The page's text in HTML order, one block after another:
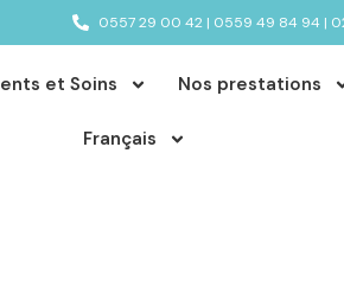
0557 29 00 42 | 0559 49 84 94 |
et Soins Nos prestations
Français